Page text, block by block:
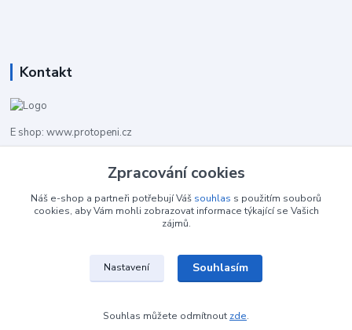
Kontakt
E shop: www.protopeni.cz
+420 483 710 226
info@protopeni.cz
Zpracování cookies
Náš e-shop a partneři potřebují Váš souhlas s použitím souborů
cookies, aby Vám mohli zobrazovat informace týkající se Vašich
zájmů.
Nastavení Souhlasím
Souhlas můžete odmítnout zde.